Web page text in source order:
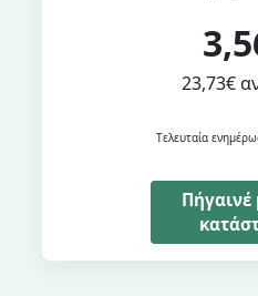
23,73€
Τελευταία
Πήγαινέ